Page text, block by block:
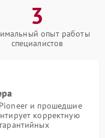
3
опыт работы
специалистов
и прошедшие
корректную